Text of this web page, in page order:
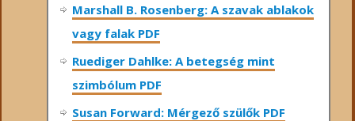
Marshall B. Rosenberg: A szavak ablakok
vagy falak PDF
Ruediger Dahlke: A betegség mint
szimbólum PDF
Susan Forward: Mérgező szülők PDF